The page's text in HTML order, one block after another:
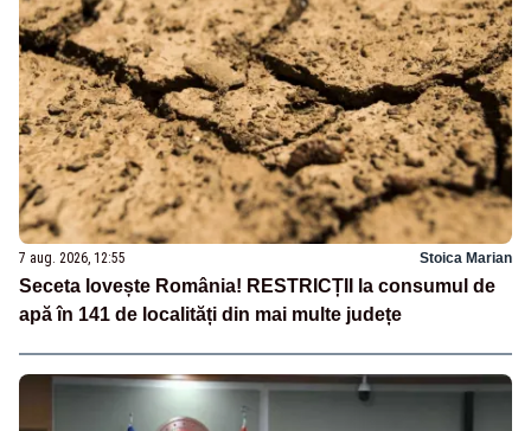
7 aug. 2026, 12:55 Stoica Marian
Seceta lovește România! RESTRICȚII la consumul de
apă în 141 de localități din mai multe județe